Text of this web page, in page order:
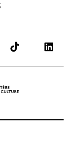
de la culture